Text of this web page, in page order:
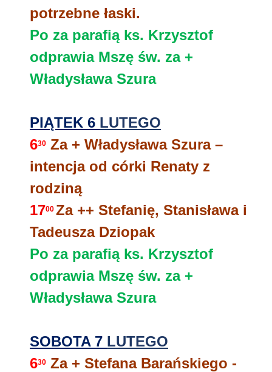
potrzebne łaski.
Po za parafią ks. Krzysztof
odprawia Mszę św. za +
Władysława Szura
PIĄTEK 6 LUTEGO
630 Za + Władysława Szura –
intencja od córki Renaty z
rodziną
1700 Za ++ Stefanię, Stanisława i
Tadeusza Dziopak
Po za parafią ks. Krzysztof
odprawia Mszę św. za +
Władysława Szura
SOBOTA 7 LUTEGO
630 Za + Stefana Barańskiego -